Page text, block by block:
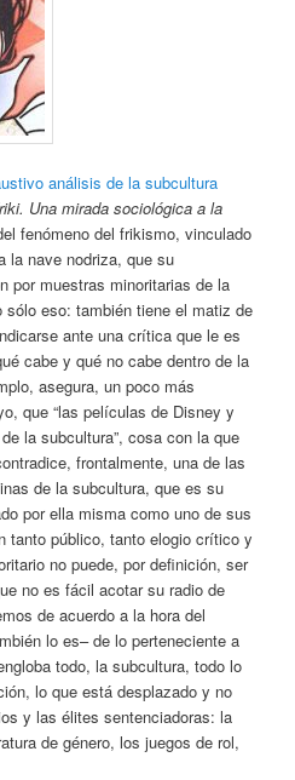
análisis de la subcultura
Una mirada sociológica a la
fenómeno del frikismo, vinculado
la nave nodriza, que su
por muestras minoritarias de la
sólo eso: también tiene el matiz de
ante una crítica que le es
cabe y qué no cabe dentro de la
asegura, un poco más
que “las películas de Disney y
la subcultura”, cosa con la que
frontalmente, una de las
de la subcultura, que es su
por ella misma como uno de sus
tanto público, tanto elogio crítico y
no puede, por definición, ser
no es fácil acotar su radio de
de acuerdo a la hora del
lo es– de lo perteneciente a
todo, la subcultura, todo lo
lo que está desplazado y no
y las élites sentenciadoras: la
de género, los juegos de rol,